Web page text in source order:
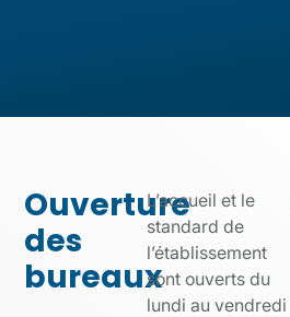
Ouverture
des
bureaux
L’accueil et le
standard de
l’établissement
sont ouverts du
lundi au vendredi